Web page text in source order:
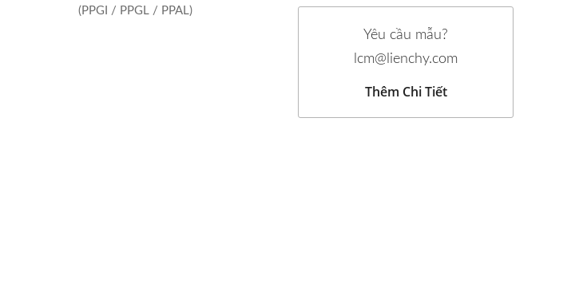
(PPGI / PPGL / PPAL)
Yêu cầu mẫu?
lcm@lienchy.com
Thêm Chi Tiết